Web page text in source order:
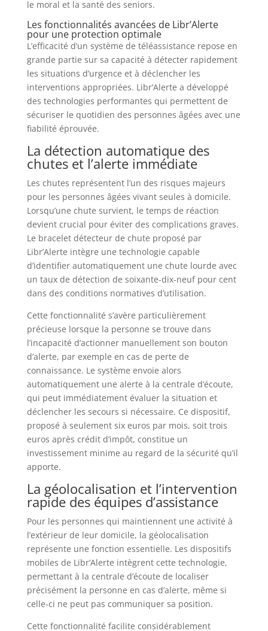
le moral et la santé des seniors.
Les fonctionnalités avancées de Libr’Alerte
pour une protection optimale
L’efficacité d’un système de téléassistance repose en
grande partie sur sa capacité à détecter rapidement
les situations d’urgence et à déclencher les
interventions appropriées. Libr’Alerte a développé
des technologies performantes qui permettent de
sécuriser le quotidien des personnes âgées avec une
fiabilité éprouvée.
La détection automatique des
chutes et l’alerte immédiate
Les chutes représentent l’un des risques majeurs
pour les personnes âgées vivant seules à domicile.
Lorsqu’une chute survient, le temps de réaction
devient crucial pour éviter des complications graves.
Le bracelet détecteur de chute proposé par
Libr’Alerte intègre une technologie capable
d’identifier automatiquement une chute lourde avec
un taux de détection de soixante-dix-neuf pour cent
dans des conditions normatives d’utilisation.
Cette fonctionnalité s’avère particulièrement
précieuse lorsque la personne se trouve dans
l’incapacité d’actionner manuellement son bouton
d’alerte, par exemple en cas de perte de
connaissance. Le système envoie alors
automatiquement une alerte à la centrale d’écoute,
qui peut immédiatement évaluer la situation et
déclencher les secours si nécessaire. Ce dispositif,
proposé à seulement six euros par mois, soit trois
euros après crédit d’impôt, constitue un
investissement minime au regard de la sécurité qu’il
apporte.
La géolocalisation et l’intervention
rapide des équipes d’assistance
Pour les personnes qui maintiennent une activité à
l’extérieur de leur domicile, la géolocalisation
représente une fonction essentielle. Les dispositifs
mobiles de Libr’Alerte intègrent cette technologie,
permettant à la centrale d’écoute de localiser
précisément la personne en cas d’alerte, même si
celle-ci ne peut pas communiquer sa position.
Cette fonctionnalité facilite considérablement